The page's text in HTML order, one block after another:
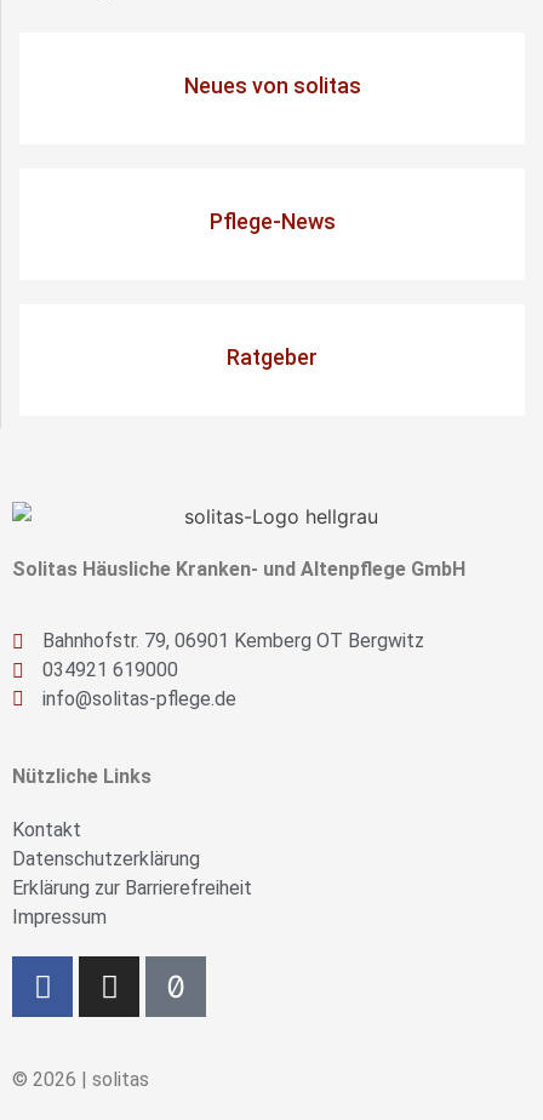
Neues von solitas
Pflege-News
Ratgeber
Solitas Häusliche Kranken- und Altenpflege GmbH
Bahnhofstr. 79, 06901 Kemberg OT Bergwitz
034921 619000
info@solitas-pflege.de
Nützliche Links
Kontakt
Datenschutzerklärung
Erklärung zur Barrierefreiheit
Impressum
© 2026 | solitas